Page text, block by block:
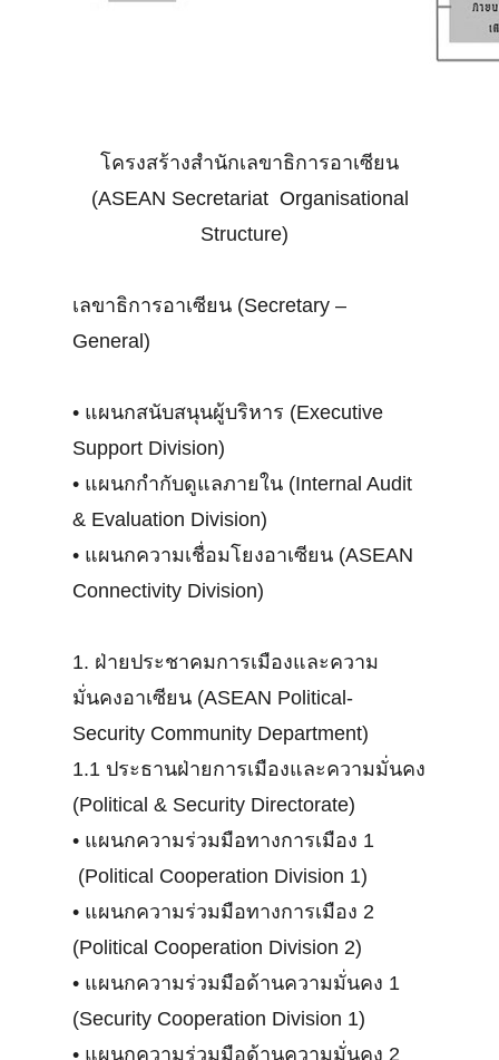
โครงสร้างสำนักเลขาธิการอาเซียน
(ASEAN Secretariat Organisational
Structure)
เลขาธิการอาเซียน (Secretary –
General)
• แผนกสนับสนุนผู้บริหาร (Executive
Support Division)
• แผนกกำกับดูแลภายใน (Internal Audit
& Evaluation Division)
• แผนกความเชื่อมโยงอาเซียน (ASEAN
Connectivity Division)
1. ฝ่ายประชาคมการเมืองและความ
มั่นคงอาเซียน (ASEAN Political-
Security Community Department)
1.1 ประธานฝ่ายการเมืองและความมั่นคง
(Political & Security Directorate)
• แผนกความร่วมมือทางการเมือง 1
(Political Cooperation Division 1)
• แผนกความร่วมมือทางการเมือง 2
(Political Cooperation Division 2)
• แผนกความร่วมมือด้านความมั่นคง 1
(Security Cooperation Division 1)
• แผนกความร่วมมือด้านความมั่นคง 2